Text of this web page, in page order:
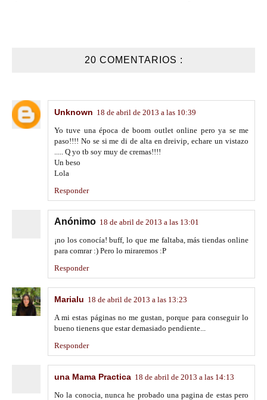
20 COMENTARIOS :
Unknown 18 de abril de 2013 a las 10:39
Yo tuve una época de boom outlet online pero ya se me
paso!!!! No se si me di de alta en dreivip, echare un vistazo
..... Q yo tb soy muy de cremas!!!!
Un beso
Lola
Responder
Anónimo 18 de abril de 2013 a las 13:01
¡no los conocía! buff, lo que me faltaba, más tiendas online
para comrar :) Pero lo miraremos :P
Responder
Marialu 18 de abril de 2013 a las 13:23
A mi estas páginas no me gustan, porque para conseguir lo
bueno tienens que estar demasiado pendiente...
Responder
una Mama Practica 18 de abril de 2013 a las 14:13
No la conocia, nunca he probado una pagina de estas pero